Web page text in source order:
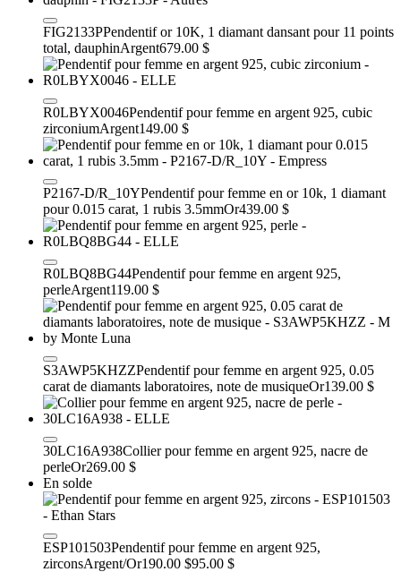
FIG2133PPendentif or 10K, 1 diamant dansant pour 11 points
total, dauphinArgent679.00 $
R0LBYX0046Pendentif pour femme en argent 925, cubic
zirconiumArgent149.00 $
P2167-D/R_10YPendentif pour femme en or 10k, 1 diamant
pour 0.015 carat, 1 rubis 3.5mmOr439.00 $
R0LBQ8BG44Pendentif pour femme en argent 925,
perleArgent119.00 $
S3AWP5KHZZPendentif pour femme en argent 925, 0.05
carat de diamants laboratoires, note de musiqueOr139.00 $
30LC16A938Collier pour femme en argent 925, nacre de
perleOr269.00 $
En solde
ESP101503Pendentif pour femme en argent 925,
zirconsArgent/Or190.00 $95.00 $